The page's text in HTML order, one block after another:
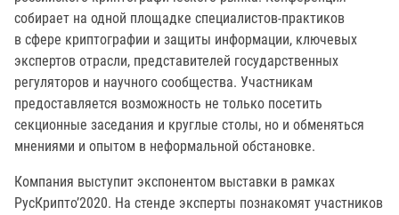
собирает на одной площадке специалистов-практиков
в сфере криптографии и защиты информации, ключевых
экспертов отрасли, представителей государственных
регуляторов и научного сообщества. Участникам
предоставляется возможность не только посетить
секционные заседания и круглые столы, но и обменяться
мнениями и опытом в неформальной обстановке.
Компания выступит экспонентом выставки в рамках
РусКрипто’2020. На стенде эксперты познакомят участников